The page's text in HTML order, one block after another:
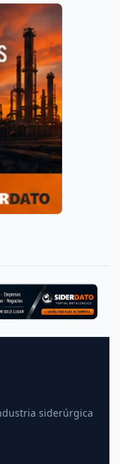
siderúrgica